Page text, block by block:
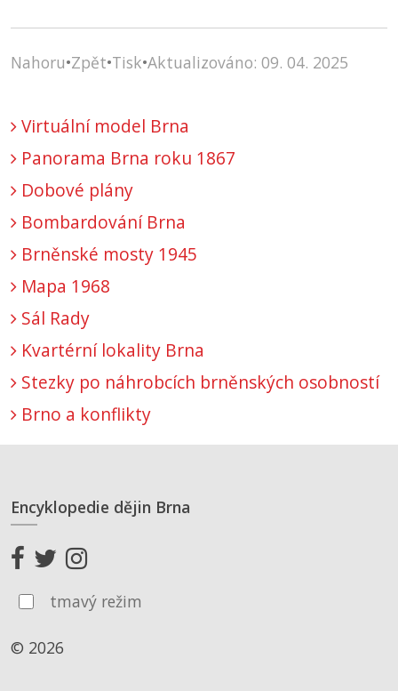
Nahoru•Zpět•Tisk•Aktualizováno: 09. 04. 2025
Virtuální model Brna
Panorama Brna roku 1867
Dobové plány
Bombardování Brna
Brněnské mosty 1945
Mapa 1968
Sál Rady
Kvartérní lokality Brna
Stezky po náhrobcích brněnských osobností
Brno a konflikty
Encyklopedie dějin Brna
tmavý režim
© 2026